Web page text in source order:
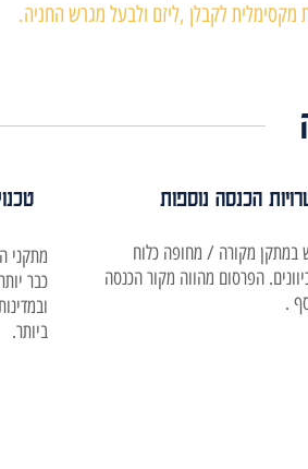
לקבלן ,ליזם ולבעל מגרש החניה.
מתקני
ביותר.
הכנסה נוספות
במתקן מקורה / מחופה כלוח
מ- 4 כיוונים. הפרסום מהווה מקור הכנסה
.